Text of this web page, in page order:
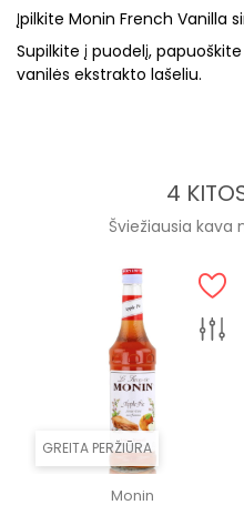
Įpilkite Monin French Vanilla
Supilkite į puodelį,
vanilės ekstrakto lašeliu.
4
Šviežiausia kava
GREITA PERŽIŪRA
Monin